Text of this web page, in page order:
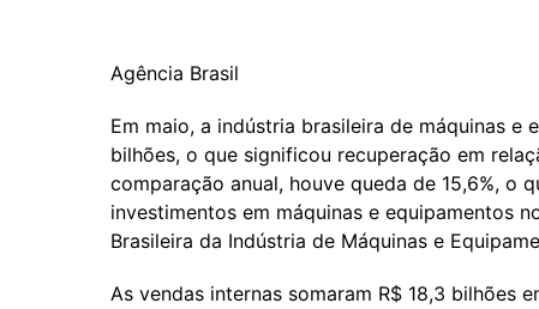
Agência Brasil
Em maio, a indústria brasileira de máquinas
bilhões, o que significou recuperação em
comparação anual, houve queda de 15,6%, o
investimentos em máquinas e equipamentos
Brasileira da Indústria de Máquinas e
As vendas internas somaram R$ 18,3 bilhões